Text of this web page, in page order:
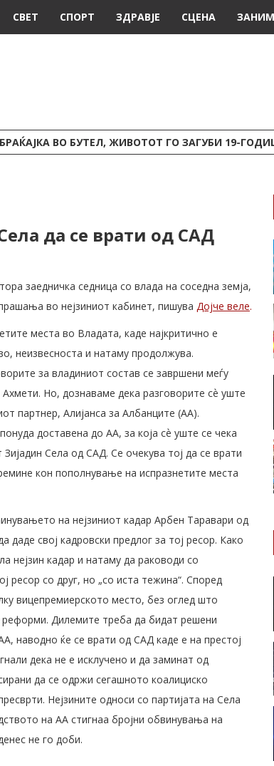
СВЕТ СПОРТ ЗДРАВЈЕ СЦЕНА
ВО БУТЕЛ, ЖИВОТОТ ГО ЗАГУБИ 19-
да се врати од САД
заедничка седница со влада на соседна земја,
во нејзиниот кабинет, пишува Дојче веле.
места во Владата, каде најкритично е
неизвесноста и натаму продолжува.
за владиниот состав се завршени меѓу
Но, дознаваме дека разговорите сѐ уште
партнер, Алијанса за Албанците (АА).
доставена до АА, за која сѐ уште се чека
Села од САД. Се очекува тој да се врати
кон пополнување на испразнетите места
на нејзиниот кадар Арбен Таравари од
свој кадровски предлог за тој ресор. Како
нејзин кадар и натаму да раководи со
ресор со друг, но „со иста тежина“. Според
вицепремиерското место, без оглед што
реформи. Дилемите треба да бидат решени
наводно ќе се врати од САД каде е на престој
дека не е исклучено и да заминат од
да се одржи сегашното коалициско
Нејзините односи со партијата на Села
на АА стигнаа бројни обвинувања на
не го доби.